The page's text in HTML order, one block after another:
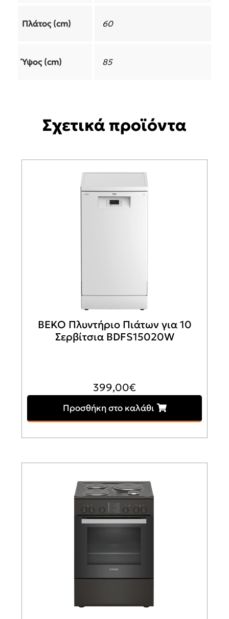
Πλάτος (cm) 60
Ύψος (cm) 85
Σχετικά προϊόντα
BEKO Πλυντήριο Πιάτων για 10
Σερβίτσια BDFS15020W
399,00€
Προσθήκη στο καλάθι